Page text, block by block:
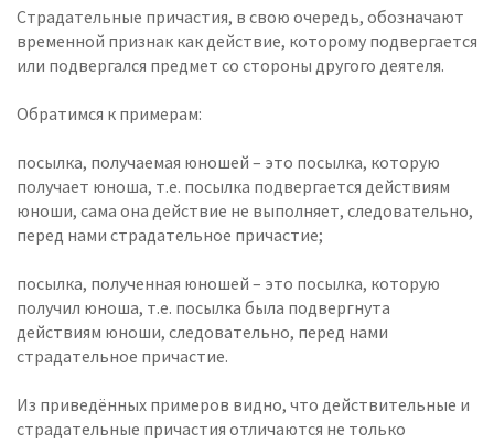
Страдательные причастия, в свою очередь, обозначают
временной признак как действие, которому подвергается
или подвергался предмет со стороны другого деятеля.
Обратимся к примерам:
посылка, получаемая юношей – это посылка, которую
получает юноша, т.е. посылка подвергается действиям
юноши, сама она действие не выполняет, следовательно,
перед нами страдательное причастие;
посылка, полученная юношей – это посылка, которую
получил юноша, т.е. посылка была подвергнута
действиям юноши, следовательно, перед нами
страдательное причастие.
Из приведённых примеров видно, что действительные и
страдательные причастия отличаются не только